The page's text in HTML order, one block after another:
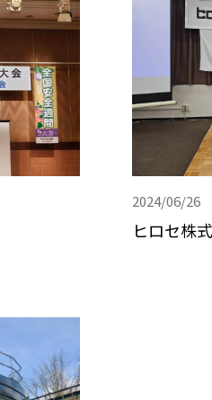
2024/06/26
ヒロセ株